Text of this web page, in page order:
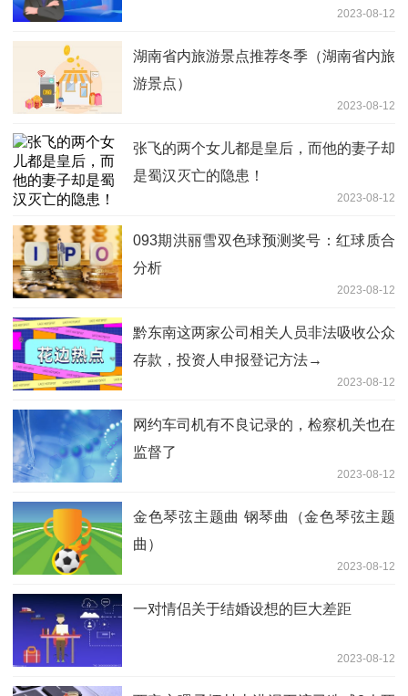
2023-08-12
湖南省内旅游景点推荐冬季（湖南省内旅
游景点）
2023-08-12
张飞的两个女儿都是皇后，而他的妻子却
是蜀汉灭亡的隐患！
2023-08-12
093期洪丽雪双色球预测奖号：红球质合
分析
2023-08-12
黔东南这两家公司相关人员非法吸收公众
存款，投资人申报登记方法→
2023-08-12
网约车司机有不良记录的，检察机关也在
监督了
2023-08-12
金色琴弦主题曲 钢琴曲（金色琴弦主题
曲）
2023-08-12
一对情侣关于结婚设想的巨大差距
2023-08-12